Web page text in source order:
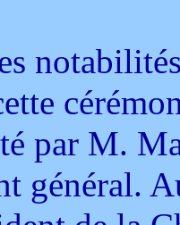
par M.
général.